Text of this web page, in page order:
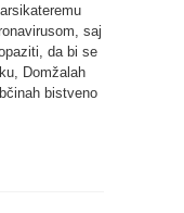
saj
da bi se
Domžalah
bistveno